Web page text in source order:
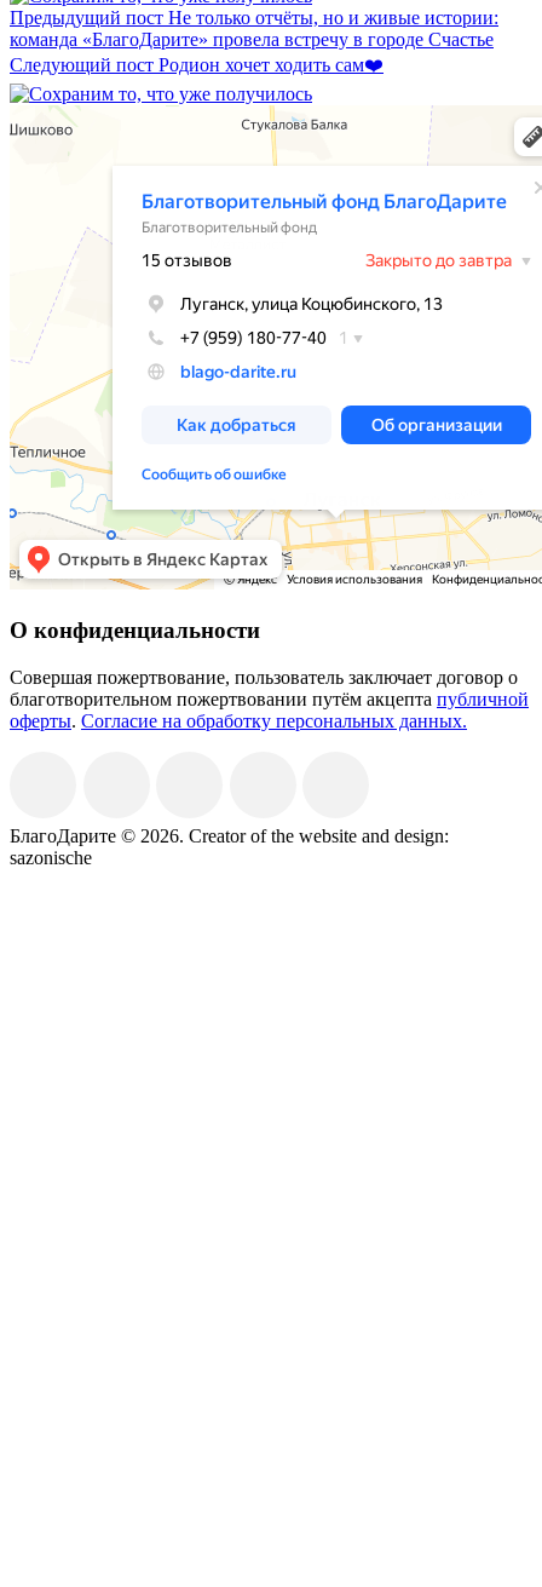
Предыдущий пост Не только отчёты, но и живые истории:
команда «БлагоДарите» провела встречу в городе Счастье
Следующий пост Родион хочет ходить сам❤️
О конфиденциальности
Совершая пожертвование, пользователь заключает договор о
благотворительном пожертвовании путём акцепта публичной
оферты. Согласие на обработку персональных данных.
БлагоДарите © 2026. Creator of the website and design:
sazonische